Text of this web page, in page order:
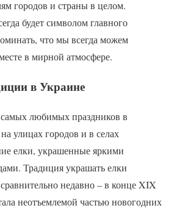
городов и страны в целом.
будет символом главного
что мы всегда можем
в мирной атмосфере.
в Украине
любимых праздников в
улицах городов и в селах
елки, украшенные яркими
Традиция украшать елки
недавно – в конце XIX
неотъемлемой частью новогодних